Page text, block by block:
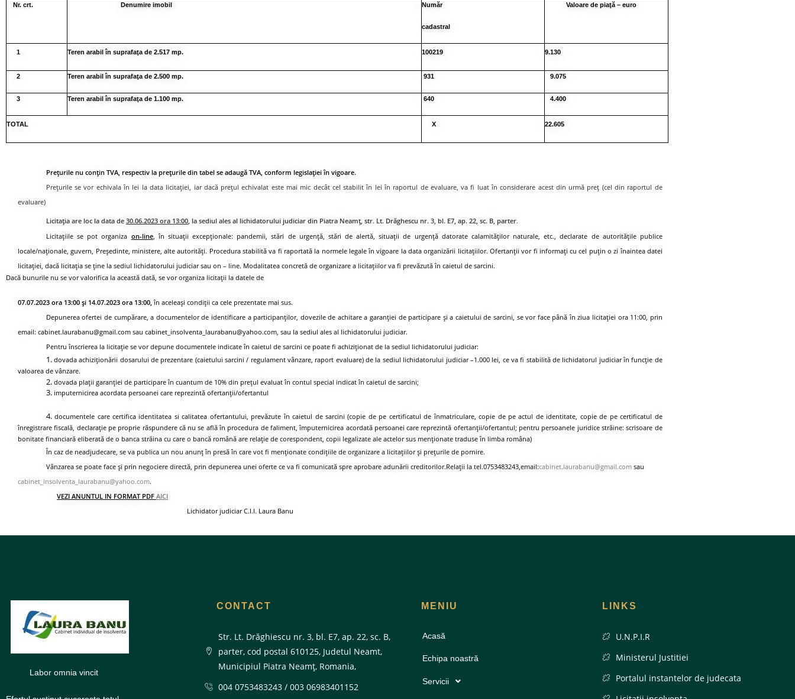
Nr. crt. Denumire imobil Număr
cadastral
Valoare de piaţă – euro
1 Teren arabil în suprafaţa de 2.517 mp. 100219 9.130
2 Teren arabil în suprafaţa de 2.500 mp. 931 9.075
3 Teren arabil în suprafaţa de 1.100 mp. 640 4.400
TOTAL X 22.605
Preţurile nu conţin TVA, respectiv la prețurile din tabel se adaugă TVA, conform legislației în vigoare.
Prețurile se vor echivala în lei la data licitației, iar dacă prețul echivalat este mai mic decât cel stabilit în lei în raportul de evaluare, va fi luat în considerare acest din urmă preț (cel din raportul de
evaluare)
Licitația are loc la data de 30.06.2023 ora 13:00, la sediul ales al lichidatorului judiciar din Piatra Neamţ, str. Lt. Drăghescu nr. 3, bl. E7, ap. 22, sc. B, parter.
Licitațiile se pot organiza on-line, în situații excepționale: pandemii, stări de urgență, stări de alertă, situații de urgență datorate calamităților naturale, etc., declarate de autoritățile publice
locale/naționale, guvern, Președinte, ministere, alte autorități. Procedura stabilită va fi raportată la normele legale în vigoare la data organizării licitațiilor. Ofertanții vor fi informați cu cel puțin o zi înaintea datei
licitației, dacă licitația se ține la sediul lichidatorului judiciar sau on – line. Modalitatea concretă de organizare a licitațiilor va fi prevăzută în caietul de sarcini.
Dacă bunurile nu se vor valorifica la această dată, se vor organiza licitaţii la datele de
07.07.2023 ora 13:00 şi 14.07.2023 ora 13:00,în aceleași condiții ca cele prezentate mai sus.
Depunerea ofertei de cumpărare, a documentelor de identificare a participanţilor, dovezile de achitare a garanției de participare şi a caietului de sarcini, se vor face până în ziua licitaţiei ora 11:00, prin
email: cabinet.laurabanu@gmail.com sau cabinet_insolventa_laurabanu@yahoo.com , sau la sediul ales al lichidatorului judiciar.
Pentru înscrierea la licitaţie se vor depune documentele indicate în caietul de sarcini ce poate fi achiziţionat de la sediul lichidatorului judiciar:
1.dovada achiziţionării dosarului de prezentare (caietului sarcini / regulament vânzare, raport evaluare) de la sediul lichidatorului judiciar –1.000 lei, ce va fi stabilită de lichidatorul judiciar în funcţie de
valoarea de vânzare.
2. dovada plaţii garanţiei de participare în cuantum de 10% din preţul evaluat în contul special indicat în caietul de sarcini;
3. imputernicirea acordata persoanei care reprezintă ofertanţii/ofertantul
4.documentele care certifica identitatea si calitatea ofertantului, prevăzute în caietul de sarcini (copie de pe certificatul de înmatriculare, copie de pe actul de identitate, copie de pe certificatul de
înregistrare fiscală, declaraţie pe proprie răspundere că nu se află în procedura de faliment, împuternicirea acordată persoanei care reprezintă ofertanţii/ofertantul; pentru persoanele juridice străine: scrisoare de
bonitate financiară eliberată de o banca străina cu care o bancă română are relaţie de corespondent, copii legalizate ale actelor sus menţionate traduse în limba româna)
În caz de neadjudecare, se va publica un nou anunț în presă în care vot fi menționate condițiile de organizare a licitațiilor și prețurile de pornire.
Vânzarea se poate face și prin negociere directă, prin depunerea unei oferte ce va fi comunicată spre aprobare adunării creditorilor.Relaţii la tel.0753483243,email:cabinet.laurabanu@gmail.comsau
cabinet_insolventa_laurabanu@yahoo.com.
VEZI ANUNTUL IN FORMAT PDF AICI
Lichidator judiciar C.I.I. Laura Banu
Labor omnia vincit
CONTACT
Str. Lt. Drăghiescu nr. 3, bl. E7, ap. 22, sc. B,
parter, cod postal 610125, Judetul Neamt,
Municipiul Piatra Neamţ, Romania,
004 0753483243 / 003 06983401152
MENIU
Acasă
Echipa noastră
Servicii
LINKS
U.N.P.I.R
Ministerul Justitiei
Portalul instantelor de judecata